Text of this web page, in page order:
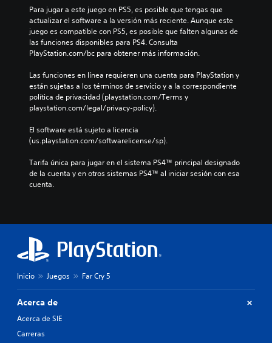
Para jugar a este juego en PS5, es posible que tengas que
actualizar el software a la versión más reciente. Aunque este
juego es compatible con PS5, es posible que falten algunas de
las funciones disponibles para PS4. Consulta
PlayStation.com/bc para obtener más información.
Las funciones en línea requieren una cuenta para PlayStation y
están sujetas a los términos de servicio y a la correspondiente
política de privacidad (playstation.com/Terms y
playstation.com/legal/privacy-policy).
El software está sujeto a licencia
(us.playstation.com/softwarelicense/sp).
Tarifa única para jugar en el sistema PS4™ principal designado
de la cuenta y en otros sistemas PS4™ al iniciar sesión con esa
cuenta.
Inicio Juegos Far Cry 5
Acerca de
Acerca de SIE
Carreras